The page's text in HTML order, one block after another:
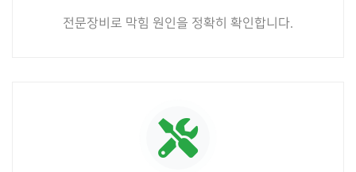
전문장비로 막힘 원인을 정확히 확인합니다.